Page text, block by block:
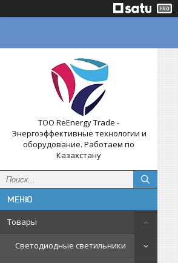
ТОО ReEnergy Trade -
Энергоэффективные технологии и
оборудование. Работаем по
Казахстану
Товары
Светодиодные светильники